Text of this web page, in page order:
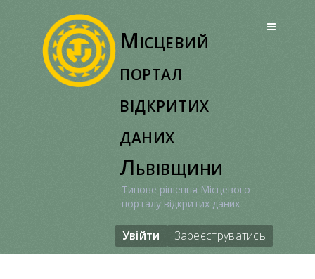
Місцевий
портал
відкритих
даних
Львівщини
Типове рішення Місцевого
порталу відкритих даних
Увійти Зареєструватись